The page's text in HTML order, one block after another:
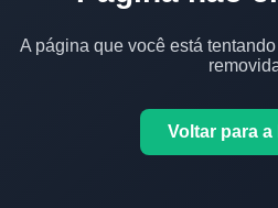
A página que você está
Voltar para a